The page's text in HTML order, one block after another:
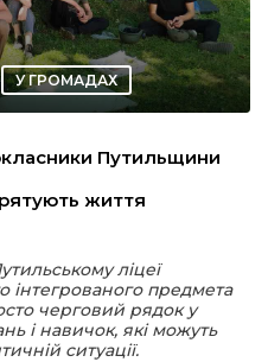
У ГРОМАДАХ
Путильщини
життя
ліцеї
інтегрованого предмета
черговий рядок у
і навичок, які можуть
ситуації.